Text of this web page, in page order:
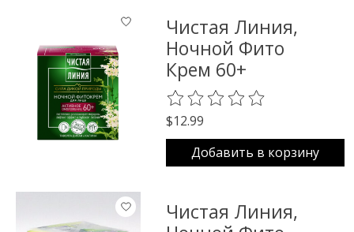
Чистая Линия,
Ночной Фито
Крем 60+
The rating of this product is
$12.99
Добавить в корзину
Чистая Линия,